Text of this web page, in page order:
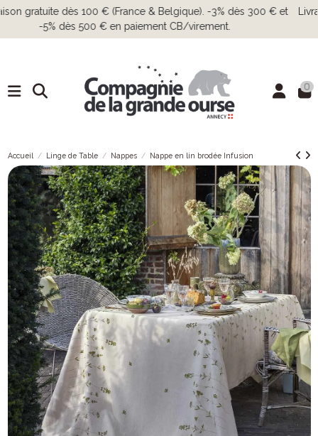
Livraison gratuite dès 100 € (France & Belgique). -3% dès 300 € et
-5% dès 500 € en paiement CB/virement.
0
Accueil Linge de Table Nappes Nappe en lin brodée Infusion